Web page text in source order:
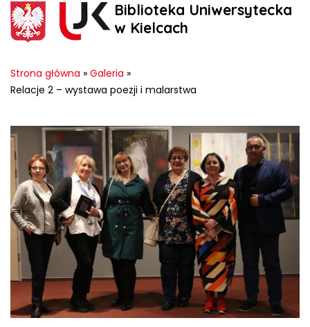
Biblioteka Uniwersytecka
w Kielcach
Strona główna » Galeria »
Relacje 2 – wystawa poezji i malarstwa